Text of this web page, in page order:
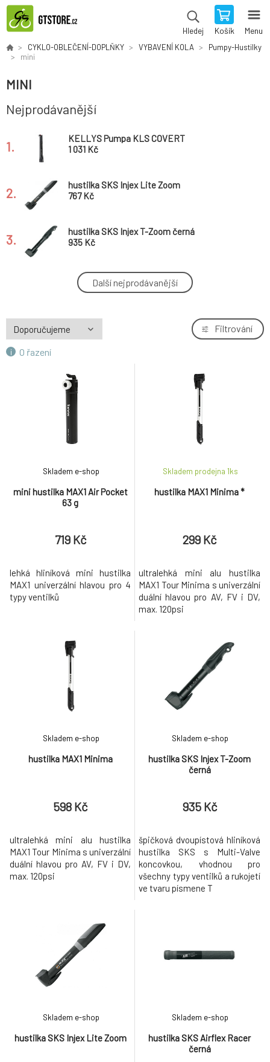
Hledej Košík Menu
CYKLO-OBLEČENÍ-DOPLŇKY VYBAVENÍ KOLA
Pumpy-Hustilky
mini
MINI
Nejprodávanější
1.
KELLYS Pumpa KLS COVERT
1 031 Kč
2.
hustilka SKS Injex Lite Zoom
767 Kč
3.
hustilka SKS Injex T-Zoom černá
935 Kč
hustilka SKS Airflex Racer černá
1 110 Kč
5.
598 Kč
299 Kč
Další nejprodávanější
O řazení
Filtrování
mini hustilka MAX1 Air Pocket
63 g
Skladem e-shop
719 Kč
lehká hliníková mini hustilka
MAX1 univerzální hlavou pro 4
typy ventilků
hustilka MAX1 Minima *
Skladem prodejna 1ks
299 Kč
ultralehká mini alu hustilka
MAX1 Tour Minima s univerzální
duální hlavou pro AV, FV i DV,
max. 120psi
hustilka MAX1 Minima
Skladem e-shop
598 Kč
ultralehká mini alu hustilka
MAX1 Tour Minima s univerzální
duální hlavou pro AV, FV i DV,
max. 120psi
hustilka SKS Injex T-Zoom
černá
Skladem e-shop
935 Kč
špičková dvoupístová hliníková
hustilka SKS s Multi-Valve
koncovkou, vhodnou pro
všechny typy ventilků a rukojetí
ve tvaru písmene T
hustilka SKS Injex Lite Zoom
Skladem e-shop
hustilka SKS Airflex Racer
černá
Skladem e-shop